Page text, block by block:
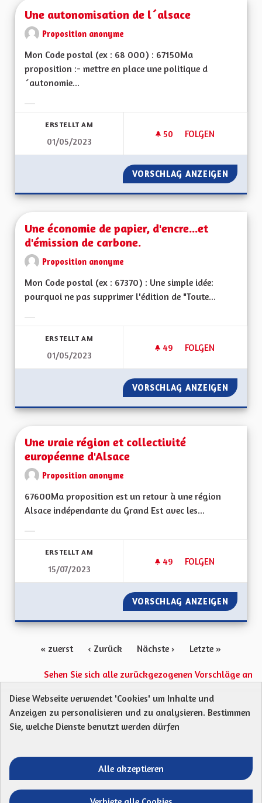
Une autonomisation de l´alsace
Proposition anonyme
Mon Code postal (ex : 68 000) : 67150Ma
proposition :- mettre en place une politique d
´autonomie...
ERSTELLT AM
01/05/2023
50 50 FOLLOWER
FOLGEN
UNE
VORSCHLAG ANZEIGEN UNE
Une économie de papier, d'encre...et
d'émission de carbone.
Proposition anonyme
Mon Code postal (ex : 67370) : Une simple idée:
pourquoi ne pas supprimer l'édition de "Toute...
ERSTELLT AM
01/05/2023
49 49 FOLLOWER
FOLGEN
UNE ÉCONOMIE
VORSCHLAG ANZEIGEN UNE
Une vraie région et collectivité
européenne d'Alsace
Proposition anonyme
67600Ma proposition est un retour à une région
Alsace indépendante du Grand Est avec les...
ERSTELLT AM
15/07/2023
49 49 FOLLOWER
FOLGEN
UNE VRAIE
VORSCHLAG ANZEIGEN UNE
« zuerst ‹ Zurück Nächste › Letzte »
Sehen Sie sich alle zurückgezogenen Vorschläge an
Protection des Données
Charte de contribution
Mentions légales
Was sind Gremien?
Standardtitel für initiatives
Open Data Dateien herunterladen
Entre vos mains - Collectivité
Entre vos mains - Collectivité
Entre vos mains - Collectivité
Entre vos mains -
Diese Webseite verwendet 'Cookies' um Inhalte und
Anzeigen zu personalisieren und zu analysieren. Bestimmen
Sie, welche Dienste benutzt werden dürfen
Alle akzeptieren